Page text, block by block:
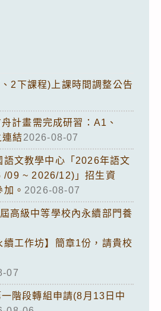
2下課程)上課時間調整公告
計畫需完成研習：A1、
結2026-08-07
語文教學中心「2026年語文
/09 ~ 2026/12)」招生資
。 2026-08-07
高級中等學校內永續部門養
續工作坊】簡章1份，請貴校
07
階段轉組申請(8月13日中